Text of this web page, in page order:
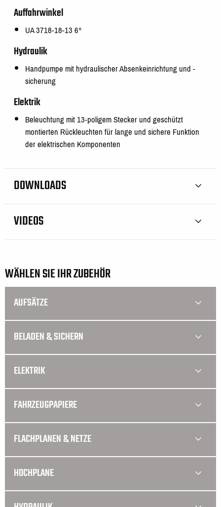
Auffahrwinkel
UA 3718-18-13 6°
Hydraulik
Handpumpe mit hydraulischer Absenkeinrichtung und -
sicherung
Elektrik
Beleuchtung mit 13-poligem Stecker und geschützt
montierten Rückleuchten für lange und sichere Funktion
der elektrischen Komponenten
DOWNLOADS
VIDEOS
WÄHLEN SIE IHR ZUBEHÖR
AUFSÄTZE
BELADEN & SICHERN
ELEKTRIK
FAHRZEUGPAPIERE
FLACHPLANEN & NETZE
HOCHPLANE